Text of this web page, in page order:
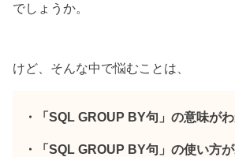
でしょうか。
けど、そんな中で悩むことは、
・「SQL GROUP BY句」の意味が
・「SQL GROUP BY句」の使い方